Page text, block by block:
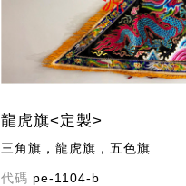
龍虎旗<定製>
三角旗，龍虎旗，五色旗
代碼 pe-1104-b